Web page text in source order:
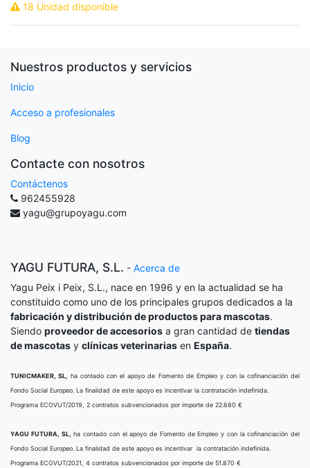
18 Unidad disponible
Nuestros productos y servicios
Inicio
Acceso a profesionales
Blog
Contacte con nosotros
Contáctenos
962455928
yagu@grupoyagu.com
YAGU FUTURA, S.L. - Acerca de
Yagu Peix i Peix, S.L., nace en 1996 y en la actualidad se ha
constituido como uno de los principales grupos dedicados a la
fabricación y distribución de productos para mascotas.
Siendo proveedor de accesorios a gran cantidad de tiendas
de mascotas y clínicas veterinarias en España.
TUNICMAKER, SL,
ha contado con el apoyo de Fomento de Empleo y con la cofinanciación del
Fondo Social Europeo. La finalidad de este apoyo es incentivar la contratación indefinida.
Programa ECOVUT/2019, 2 contratos subvencionados por importe de 22.680 €
YAGU FUTURA, SL,
ha contado con el apoyo de Fomento de Empleo y con la cofinanciación del
Fondo Social Europeo. La finalidad de este apoyo es incentivar la contratación indefinida.
Programa ECOVUT/2021, 4 contratos subvencionados por importe de 51.870 €